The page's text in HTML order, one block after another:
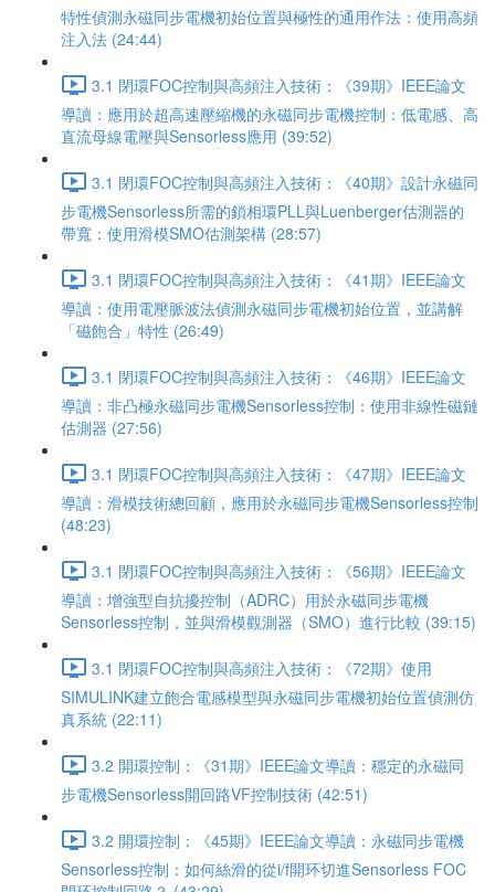
特性偵測永磁同步電機初始位置與極性的通用作法：使用高頻
注入法 (24:44)
3.1 閉環FOC控制與高頻注入技術：《39期》IEEE論文
導讀：應用於超高速壓縮機的永磁同步電機控制：低電感、高
直流母線電壓與Sensorless應用 (39:52)
3.1 閉環FOC控制與高頻注入技術：《40期》設計永磁同
步電機Sensorless所需的鎖相環PLL與Luenberger估測器的
帶寬：使用滑模SMO估測架構 (28:57)
3.1 閉環FOC控制與高頻注入技術：《41期》IEEE論文
導讀：使用電壓脈波法偵測永磁同步電機初始位置，並講解
「磁飽合」特性 (26:49)
3.1 閉環FOC控制與高頻注入技術：《46期》IEEE論文
導讀：非凸極永磁同步電機Sensorless控制：使用非線性磁鏈
估測器 (27:56)
3.1 閉環FOC控制與高頻注入技術：《47期》IEEE論文
導讀：滑模技術總回顧，應用於永磁同步電機Sensorless控制
(48:23)
3.1 閉環FOC控制與高頻注入技術：《56期》IEEE論文
導讀：增強型自抗擾控制（ADRC）用於永磁同步電機
Sensorless控制，並與滑模觀測器（SMO）進行比較 (39:15)
3.1 閉環FOC控制與高頻注入技術：《72期》使用
SIMULINK建立飽合電感模型與永磁同步電機初始位置偵測仿
真系統 (22:11)
3.2 開環控制：《31期》IEEE論文導讀：穩定的永磁同
步電機Sensorless開回路VF控制技術 (42:51)
3.2 開環控制：《45期》IEEE論文導讀：永磁同步電機
Sensorless控制：如何絲滑的從i/f開环切進Sensorless FOC